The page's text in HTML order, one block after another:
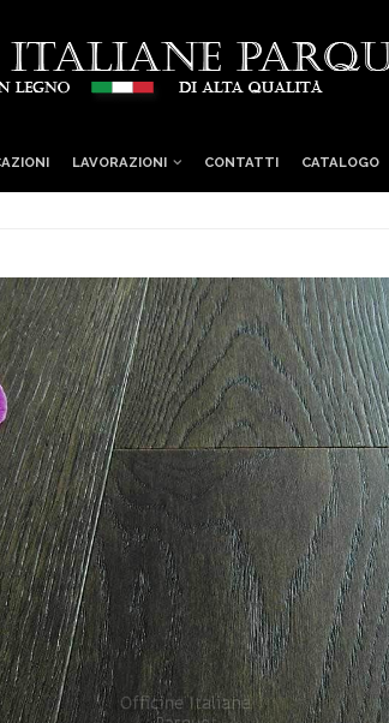
LAVORAZIONI CONTATTI CATALOGO